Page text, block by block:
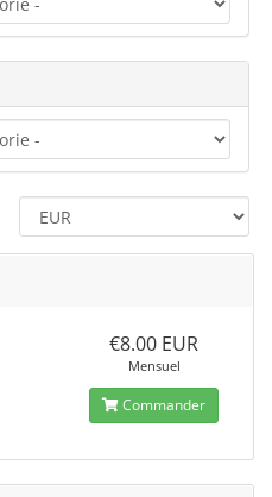
€8.00 EUR
Mensuel
Commander